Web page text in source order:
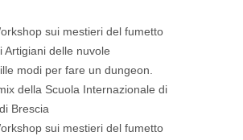
sui mestieri del fumetto
Artigiani delle nuvole
modi per fare un dungeon.
della Scuola Internazionale di
Brescia
sui mestieri del fumetto